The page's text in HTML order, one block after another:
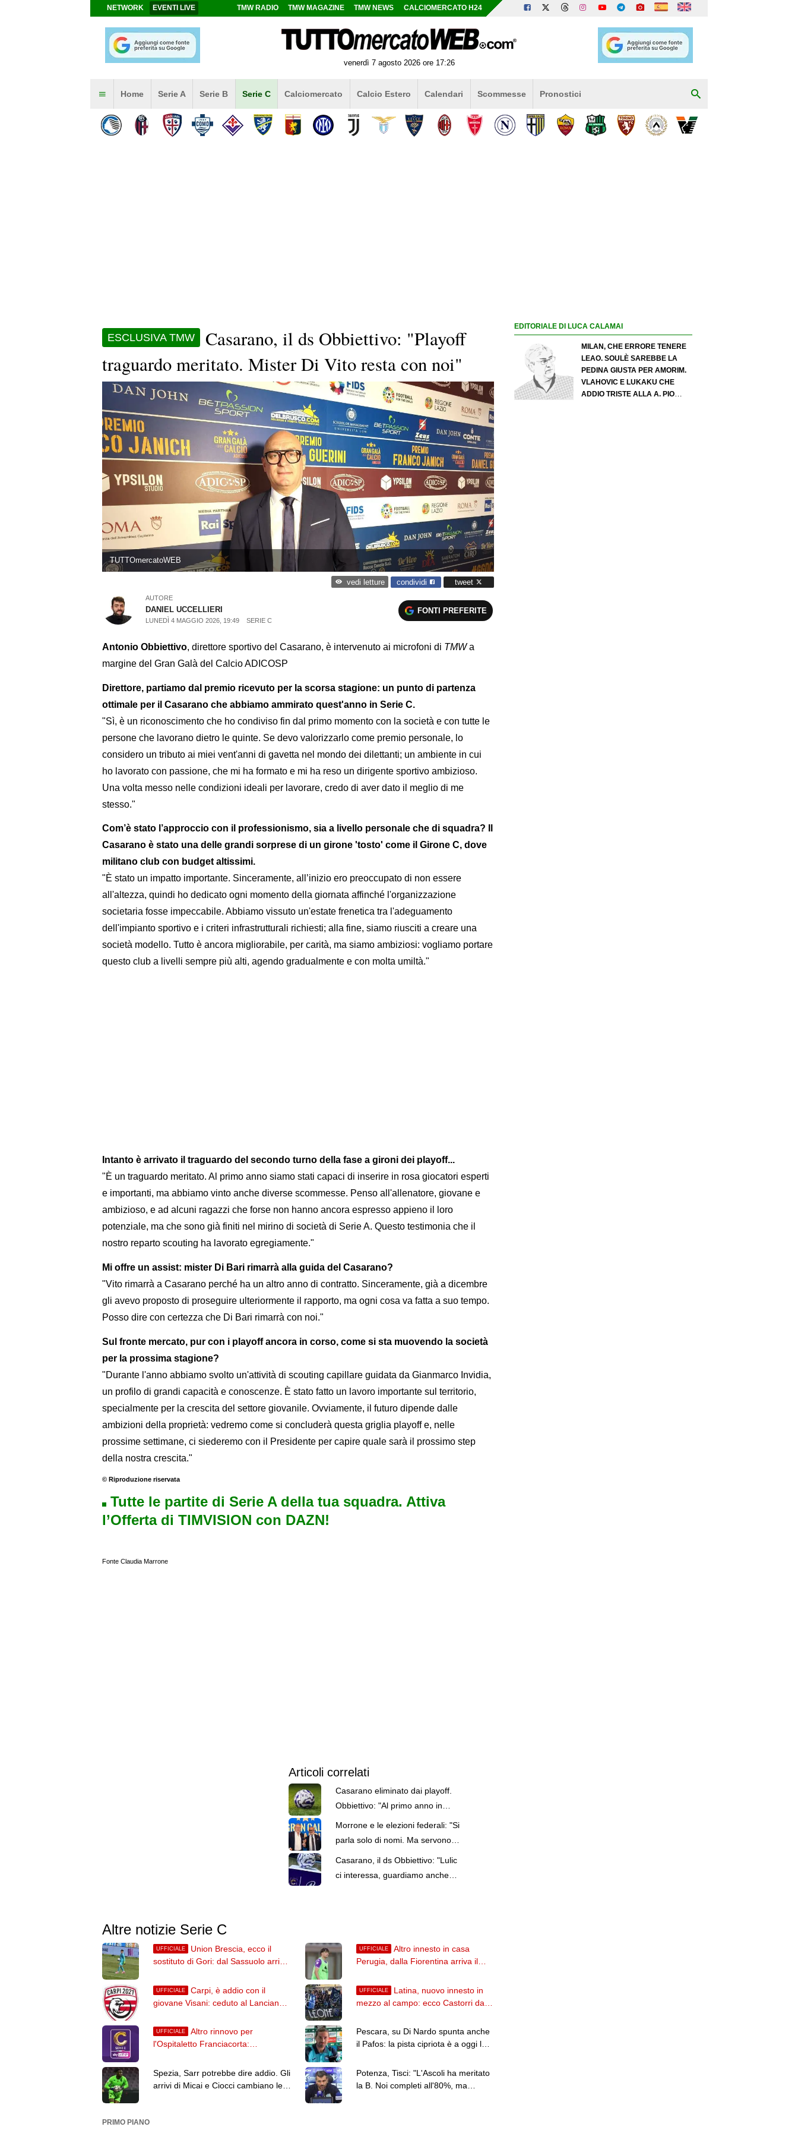
NETWORK EVENTI LIVE TMW RADIO TMW MAGAZINE TMW NEWS CALCIOMERCATO H24
venerdì 7 agosto 2026 ore 17:26
Home Serie A Serie B Serie C Calciomercato Calcio Estero Calendari Scommesse Pronostici
ESCLUSIVA TMW
Casarano, il ds Obbiettivo: "Playoff
traguardo meritato. Mister Di Vito resta con noi"
TUTTOmercatoWEB
vedi letture condividi tweet
AUTORE
DANIEL UCCELLIERI
LUNEDÌ 4 MAGGIO 2026, 19:49 SERIE C
FONTI PREFERITE
Antonio Obbiettivo, direttore sportivo del Casarano, è intervenuto ai microfoni di TMWa
margine del Gran Galà del Calcio ADICOSP
Direttore, partiamo dal premio ricevuto per la scorsa stagione: un punto di partenza
ottimale per il Casarano che abbiamo ammirato quest'anno in Serie C.
"Sì, è un riconoscimento che ho condiviso fin dal primo momento con la società e con tutte le
persone che lavorano dietro le quinte. Se devo valorizzarlo come premio personale, lo
considero un tributo ai miei vent'anni di gavetta nel mondo dei dilettanti; un ambiente in cui
ho lavorato con passione, che mi ha formato e mi ha reso un dirigente sportivo ambizioso.
Una volta messo nelle condizioni ideali per lavorare, credo di aver dato il meglio di me
stesso."
Com’è stato l’approccio con il professionismo, sia a livello personale che di squadra? Il
Casarano è stato una delle grandi sorprese di un girone 'tosto' come il Girone C, dove
militano club con budget altissimi.
"È stato un impatto importante. Sinceramente, all’inizio ero preoccupato di non essere
all'altezza, quindi ho dedicato ogni momento della giornata affinché l'organizzazione
societaria fosse impeccabile. Abbiamo vissuto un'estate frenetica tra l'adeguamento
dell'impianto sportivo e i criteri infrastrutturali richiesti; alla fine, siamo riusciti a creare una
società modello. Tutto è ancora migliorabile, per carità, ma siamo ambiziosi: vogliamo portare
questo club a livelli sempre più alti, agendo gradualmente e con molta umiltà."
Intanto è arrivato il traguardo del secondo turno della fase a gironi dei playoff...
"È un traguardo meritato. Al primo anno siamo stati capaci di inserire in rosa giocatori esperti
e importanti, ma abbiamo vinto anche diverse scommesse. Penso all'allenatore, giovane e
ambizioso, e ad alcuni ragazzi che forse non hanno ancora espresso appieno il loro
potenziale, ma che sono già finiti nel mirino di società di Serie A. Questo testimonia che il
nostro reparto scouting ha lavorato egregiamente."
Mi offre un assist: mister Di Bari rimarrà alla guida del Casarano?
"Vito rimarrà a Casarano perché ha un altro anno di contratto. Sinceramente, già a dicembre
gli avevo proposto di proseguire ulteriormente il rapporto, ma ogni cosa va fatta a suo tempo.
Posso dire con certezza che Di Bari rimarrà con noi."
Sul fronte mercato, pur con i playoff ancora in corso, come si sta muovendo la società
per la prossima stagione?
"Durante l'anno abbiamo svolto un'attività di scouting capillare guidata da Gianmarco Invidia,
un profilo di grandi capacità e conoscenze. È stato fatto un lavoro importante sul territorio,
specialmente per la crescita del settore giovanile. Ovviamente, il futuro dipende dalle
ambizioni della proprietà: vedremo come si concluderà questa griglia playoff e, nelle
prossime settimane, ci siederemo con il Presidente per capire quale sarà il prossimo step
della nostra crescita."
© Riproduzione riservata
Tutte le partite di Serie A della tua squadra. Attiva
l’Offerta di TIMVISION con DAZN!
Fonte Claudia Marrone
Articoli correlati
Casarano eliminato dai playoff.
Obbiettivo: "Al primo anno in
Serie C ottimo lavoro"
Morrone e le elezioni federali: "Si
parla solo di nomi. Ma servono
invece i programmi"
Casarano, il ds Obbiettivo: "Lulic
ci interessa, guardiamo anche
Altre notizie Serie C
UFFICIALE
Union Brescia, ecco il
sostituto di Gori: dal Sassuolo arriva
UFFICIALE
Altro innesto in casa
Perugia, dalla Fiorentina arriva il
UFFICIALE
Carpi, è addio con il
giovane Visani: ceduto al Lanciano
UFFICIALE
Latina, nuovo innesto in
mezzo al campo: ecco Castorri dal
UFFICIALE
Altro rinnovo per
l'Ospitaletto Franciacorta:
Pescara, su Di Nardo spunta anche
il Pafos: la pista cipriota è a oggi la
Spezia, Sarr potrebbe dire addio. Gli
arrivi di Micai e Ciocci cambiano le
Potenza, Tisci: "L'Ascoli ha meritato
la B. Noi completi all'80%, ma
EDITORIALE DI LUCA CALAMAI
MILAN, CHE ERRORE TENERE
LEAO. SOULÈ SAREBBE LA
PEDINA GIUSTA PER AMORIM.
VLAHOVIC E LUKAKU CHE
ADDIO TRISTE ALLA A. PIO
PRIMO PIANO